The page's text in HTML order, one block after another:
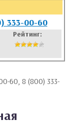
333-00-60
Рейтинг:
60, 8 (800) 333-